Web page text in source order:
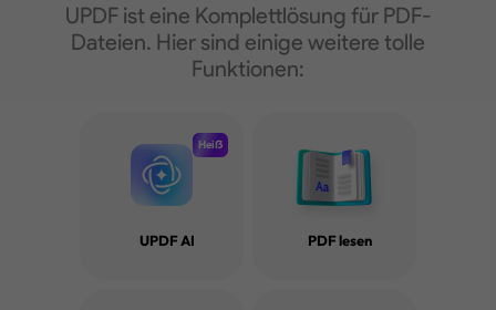
UPDF ist eine Komplettlösung für PDF-
Dateien. Hier sind einige weitere tolle
Funktionen:
UPDF AI
Heiẞ
PDF lesen